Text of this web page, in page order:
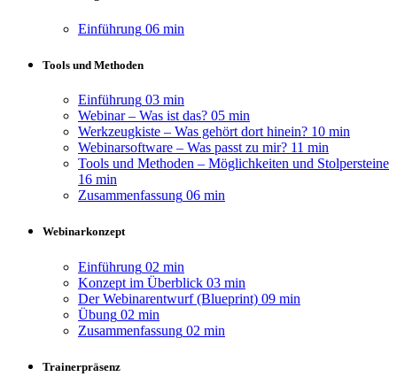
Einführung 06 min
Tools und Methoden
Einführung 03 min
Webinar – Was ist das? 05 min
Werkzeugkiste – Was gehört dort hinein? 10 min
Webinarsoftware – Was passt zu mir? 11 min
Tools und Methoden – Möglichkeiten und Stolpersteine
16 min
Zusammenfassung 06 min
Webinarkonzept
Einführung 02 min
Konzept im Überblick 03 min
Der Webinarentwurf (Blueprint) 09 min
Übung 02 min
Zusammenfassung 02 min
Trainerpräsenz